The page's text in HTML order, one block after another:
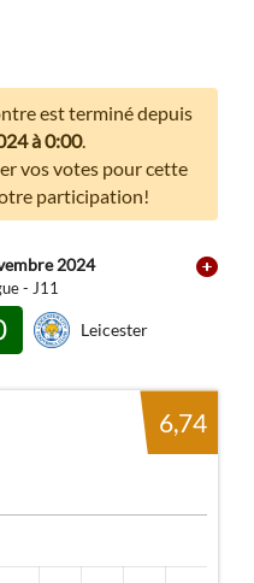
est terminé depuis
à 0:00.
vos votes pour cette
participation!
2024
- J11
Leicester
6,74